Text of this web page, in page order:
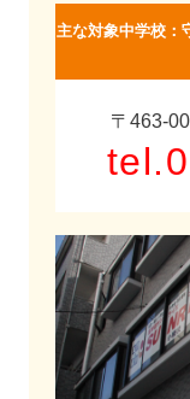
主な対象中学校：
〒463-
tel.